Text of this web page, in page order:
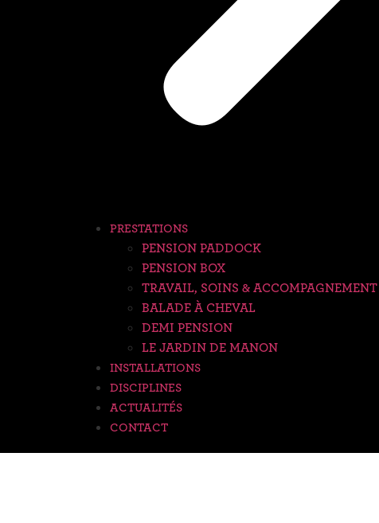
PRESTATIONS
PENSION PADDOCK
PENSION BOX
TRAVAIL, SOINS & ACCOMPAGNEMENT
BALADE À CHEVAL
DEMI PENSION
LE JARDIN DE MANON
INSTALLATIONS
DISCIPLINES
ACTUALITÉS
CONTACT